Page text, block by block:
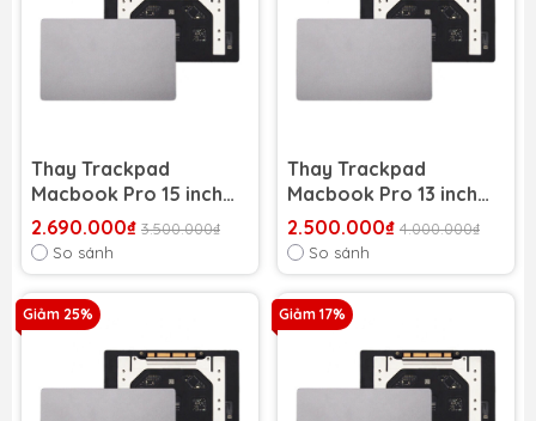
Thay Trackpad
Macbook Pro 15 inch
2019 A1990
2.690.000₫ 3.500.000₫
So sánh
Thay Trackpad
Macbook Pro 13 inch
2019 (A1989/A2159)
2.500.000₫ 4.000.000₫
So sánh
Giảm 25% Giảm 17%